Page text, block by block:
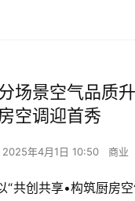
场景空气品质
空调迎首秀
2025年4月1日 10:50 商业
“共创共享•构筑厨房